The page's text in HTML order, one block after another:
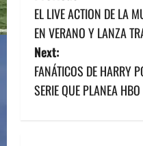
o
s
t
EL LIVE ACTION DE LA
EN VERANO Y LANZA
Next:
FANÁTICOS DE HARRY
SERIE QUE PLANEA